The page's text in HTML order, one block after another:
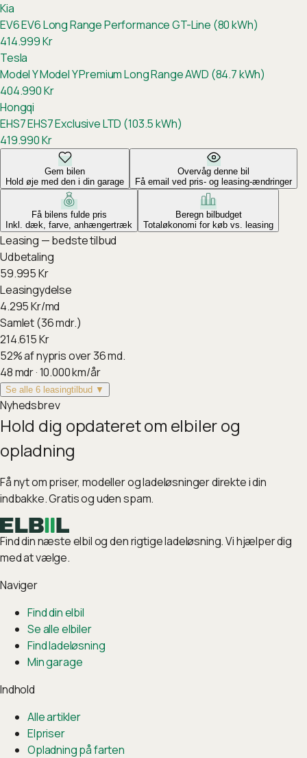
Kia
EV6EV6 Long Range Performance GT-Line (80 kWh)
414.999Kr
Tesla
Model YModel Y Premium Long Range AWD (84.7 kWh)
404.990Kr
Hongqi
EHS7EHS7 Exclusive LTD (103.5 kWh)
419.990Kr
Gem bilen
Hold øje med den i din garage
Overvåg denne bil
Få email ved pris- og leasing-ændringer
Få bilens fulde pris
Inkl. dæk, farve, anhængertræk
Beregn bilbudget
Totaløkonomi for køb vs. leasing
Leasing — bedste tilbud
Udbetaling
59.995Kr
Leasingydelse
4.295Kr/md
Samlet (36 mdr.)
214.615Kr
52%af nypris over 36 md.
48mdr ·10.000km/år
Se alle 6 leasingtilbud ▼
Nyhedsbrev
Hold dig opdateret om elbiler og
opladning
Få nyt om priser, modeller og ladeløsninger direkte i din
indbakke. Gratis og uden spam.
Find din næste elbil og den rigtige ladeløsning. Vi hjælper dig
med at vælge.
Naviger
Find din elbil
Se alle elbiler
Find ladeløsning
Min garage
Indhold
Alle artikler
Elpriser
Opladning på farten